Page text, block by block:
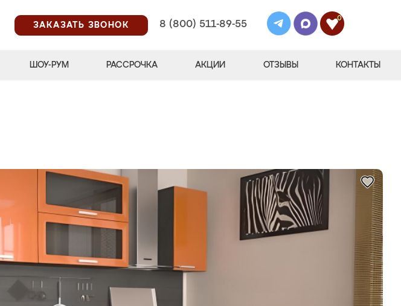
ЗАКАЗАТЬ ЗВОНОК
8 (800) 511-89-55
0
ШОУ-РУМ РАССРОЧКА АКЦИИ ОТЗЫВЫ КОНТАКТЫ